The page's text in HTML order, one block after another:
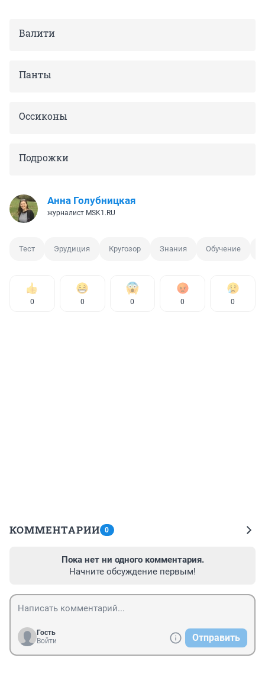
Валити
Панты
Оссиконы
Подрожки
Анна Голубницкая
журналист MSK1.RU
Тест Эрудиция Кругозор Знания Обучение
0 0 0 0 0
КОММЕНТАРИИ 0
Пока нет ни одного комментария.
Начните обсуждение первым!
Гость
Войти
Отправить